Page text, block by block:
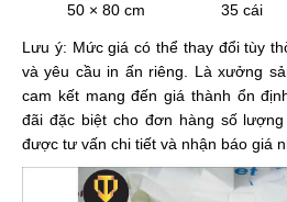
50 × 80 cm 35 cái
Lưu ý: Mức giá có thể thay đổi tùy
và yêu cầu in ấn riêng. Là xưởng
cam kết mang đến giá thành ổn
đãi đặc biệt cho đơn hàng số
được tư vấn chi tiết và nhận báo giá